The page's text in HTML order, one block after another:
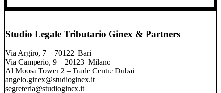
Studio Legale Tributario Ginex & Partners
Via Argiro, 7 – 70122 Bari
Via Camperio, 9 – 20123 Milano
Al Moosa Tower 2 – Trade Centre Dubai
angelo.ginex@studioginex.it
segreteria@studioginex.it